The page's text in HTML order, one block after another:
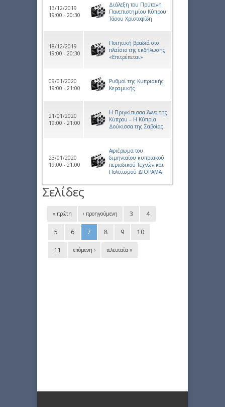
13/12/2019
19:00 - 20:30
Διάλεξη του Πρύτανη
Πανεπιστημίου Κύπρου
Τάσου Χριστοφίδη
18/12/2019
19:00 - 20:30
Ποιητική βραδιά στο
πλαίσιο της εκδήλωσης
«Επιτρέπεται»
09/01/2020
19:00 - 21:00
Ρυθμοί της Κυπριακής
Κεραμικής
21/01/2020
19:00 - 21:00
Η Πριγκίπισσα Άννα της
Κύπρου – Η Κύπρια
Δούκισσα της Σαβοΐας
23/01/2020
19:00 - 21:00
Αφιέρωμα του
διμηνιαίου κυπριακού
περιοδικού Τεχνών και
Πολιτισμού ΔΙΟΡΑΜΑ
Σελίδες
« πρώτη ‹ προηγούμενη 3 4
5 6 7 8 9 10
11 επόμενη › τελευταία »